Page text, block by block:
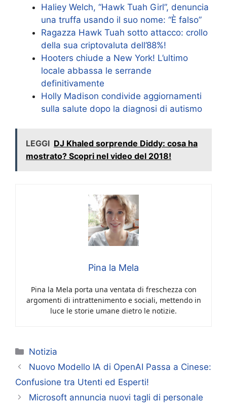
Haliey Welch, “Hawk Tuah Girl”, denuncia
una truffa usando il suo nome: “È falso”
Ragazza Hawk Tuah sotto attacco: crollo
della sua criptovaluta dell’88%!
Hooters chiude a New York! L’ultimo
locale abbassa le serrande
definitivamente
Holly Madison condivide aggiornamenti
sulla salute dopo la diagnosi di autismo
LEGGI DJ Khaled sorprende Diddy: cosa ha
mostrato? Scopri nel video del 2018!
Pina la Mela
Pina la Mela porta una ventata di freschezza con
argomenti di intrattenimento e sociali, mettendo in
luce le storie umane dietro le notizie.
Categorie
Notizia
Nuovo Modello IA di OpenAI Passa a Cinese:
Confusione tra Utenti ed Esperti!
Microsoft annuncia nuovi tagli di personale